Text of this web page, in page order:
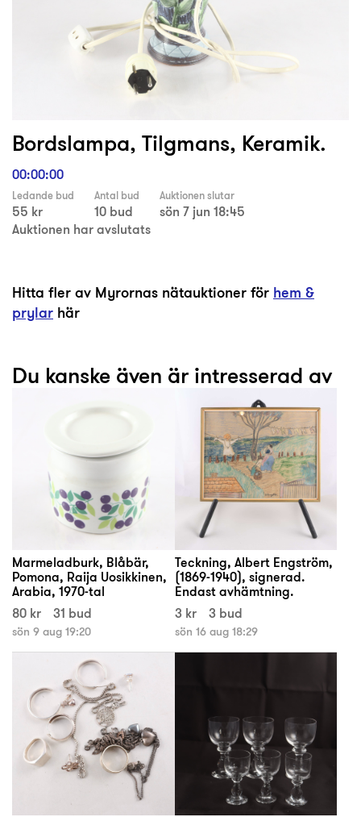
Bordslampa, Tilgmans, Keramik.
00:00:00
Ledande bud
55 kr
Antal bud
10 bud
Auktionen slutar
sön 7 jun 18:45
Auktionen har avslutats
Hitta fler av Myrornas nätauktioner för hem &
prylar här
Du kanske även är intresserad av
Marmeladburk, Blåbär,
Pomona, Raija Uosikkinen,
Arabia, 1970-tal
80 kr
31 bud
sön 9 aug 19:20
Teckning, Albert Engström,
(1869-1940), signerad.
Endast avhämtning.
3 kr
3 bud
sön 16 aug 18:29